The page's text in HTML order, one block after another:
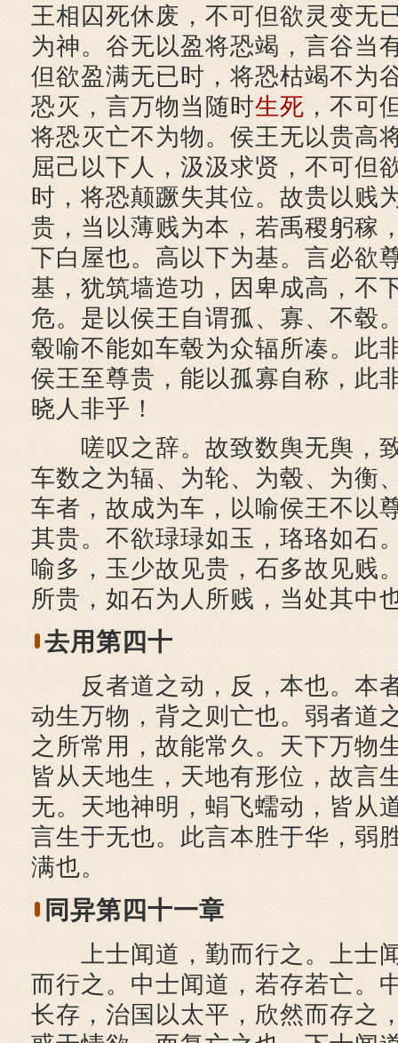
王相囚死休废，不可但欲灵变无
为神。谷无以盈将恐竭，言谷当
但欲盈满无已时，将恐枯竭不为
恐灭，言万物当随时生死 ，不可
将恐灭亡不为物。侯王无以贵高
屈己以下人，汲汲求贤，不可但
时，将恐颠蹶失其位。故贵以贱
贵，当以薄贱为本，若禹稷躬稼
下白屋也。高以下为基。言必欲
基，犹筑墙造功，因卑成高，不
危。是以侯王自谓孤、寡、不毂
毂喻不能如车毂为众辐所凑。此
侯王至尊贵，能以孤寡自称，此
晓人非乎！
嗟叹之辞。故致数舆无舆，
车数之为辐、为轮、为毂、为衡
车者，故成为车，以喻侯王不以
其贵。不欲琭琭如玉，珞珞如石
喻多，玉少故见贵，石多故见贱
所贵，如石为人所贱，当处其中
去用第四十
反者道之动，反，本也。本
动生万物，背之则亡也。弱者道
之所常用，故能常久。天下万物
皆从天地生，天地有形位，故言
无。天地神明，蜎飞蠕动，皆从
言生于无也。此言本胜于华，弱
满也。
同异第四十一章
上士闻道，勤而行之。上士
而行之。中士闻道，若存若亡。
长存，治国以太平，欣然而存之